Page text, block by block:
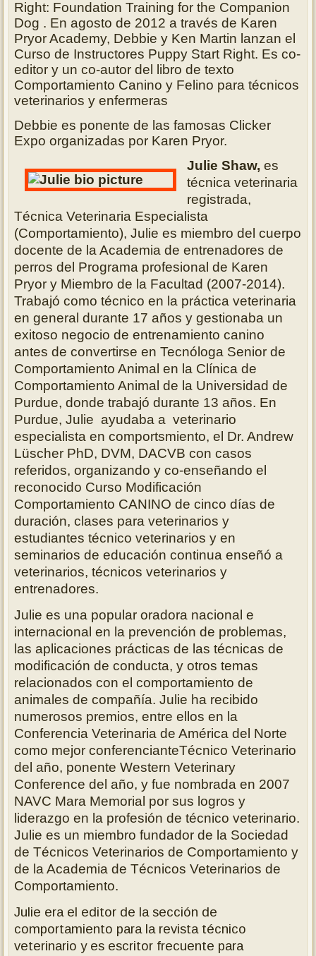
Right: Foundation Training for the Companion
Dog . En agosto de 2012 a través de Karen
Pryor Academy, Debbie y Ken Martin lanzan el
Curso de Instructores Puppy Start Right. Es co-
editor y un co-autor del libro de texto
Comportamiento Canino y Felino para técnicos
veterinarios y enfermeras
Debbie es ponente de las famosas Clicker
Expo organizadas por Karen Pryor.
Julie Shaw, es
técnica veterinaria
registrada,
Técnica Veterinaria Especialista
(Comportamiento), Julie es miembro del cuerpo
docente de la Academia de entrenadores de
perros del Programa profesional de Karen
Pryor y Miembro de la Facultad (2007-2014).
Trabajó como técnico en la práctica veterinaria
en general durante 17 años y gestionaba un
exitoso negocio de entrenamiento canino
antes de convertirse en Tecnóloga Senior de
Comportamiento Animal en la Clínica de
Comportamiento Animal de la Universidad de
Purdue, donde trabajó durante 13 años. En
Purdue, Julie ayudaba aveterinario
especialista en comportsmiento, el Dr. Andrew
Lüscher PhD, DVM, DACVB con casos
referidos, organizando y co-enseñando el
reconocido Curso Modificación
Comportamiento CANINO decinco días de
duración, clases para veterinarios y
estudiantes técnicoveterinarios y en
seminarios de educación continua enseñó a
veterinarios, técnicos veterinarios y
entrenadores.
Julie es una popular oradora nacional e
internacional en la prevención de problemas,
las aplicaciones prácticas de las técnicas de
modificación de conducta, y otros temas
relacionados con el comportamiento de
animales de compañía. Julie ha recibido
numerosos premios, entre ellos en la
Conferencia Veterinaria de América del Norte
como mejor conferencianteTécnico Veterinario
del año, ponente Western Veterinary
Conference del año, y fue nombrada en 2007
NAVC Mara Memorial por sus logros y
liderazgo en la profesión de técnico veterinario.
Julie es un miembro fundador de la Sociedad
de Técnicos Veterinarios de Comportamiento y
de la Academia de Técnicos Veterinarios de
Comportamiento.
Julie era el editor de la sección de
comportamiento para la revista técnico
veterinario y es escritor frecuente para